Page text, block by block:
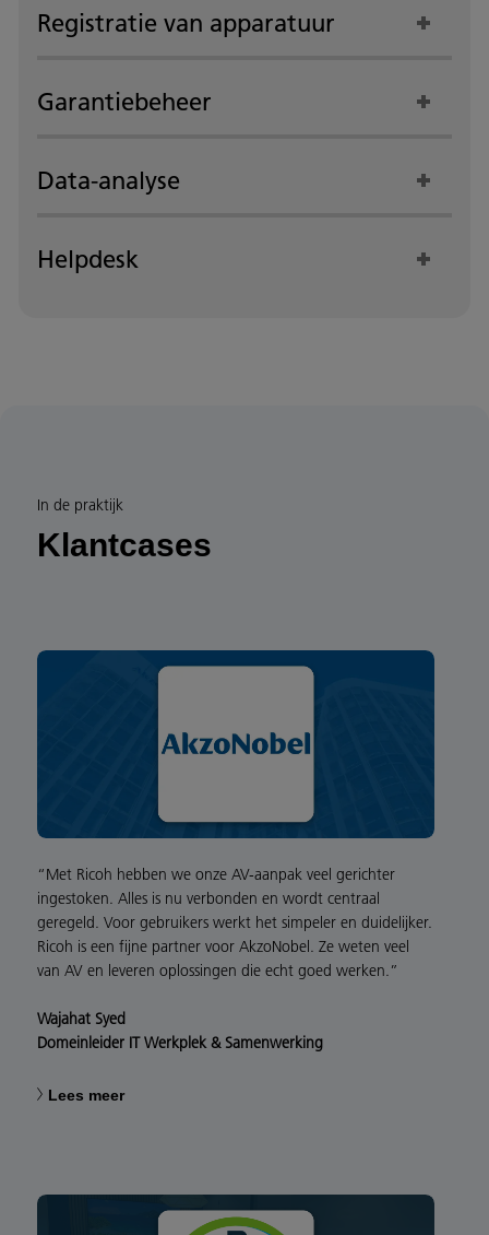
Registratie van apparatuur
Garantiebeheer
Data-analyse
Helpdesk
In de praktijk
Klantcases
“Met Ricoh hebben we onze AV-aanpak veel gerichter
ingestoken. Alles is nu verbonden en wordt centraal
geregeld. Voor gebruikers werkt het simpeler en duidelijker.
Ricoh is een fijne partner voor AkzoNobel. Ze weten veel
van AV en leveren oplossingen die echt goed werken.”
Wajahat Syed
Domeinleider IT Werkplek & Samenwerking
Lees meer